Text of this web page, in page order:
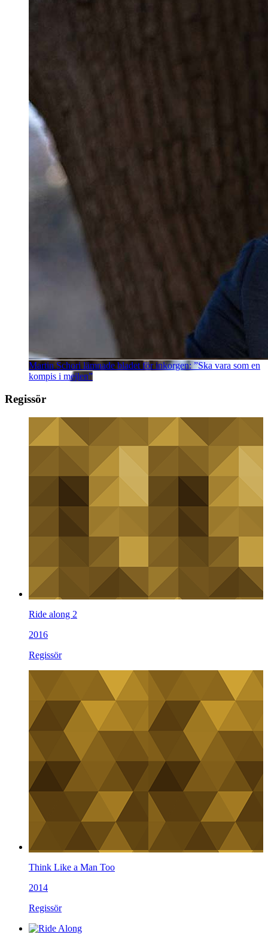
Martin Schori lämnade bladet för inkorgen: ”Ska vara som en
kompis i mejlen”
Regissör
Ride along 2
2016
Regissör
Think Like a Man Too
2014
Regissör